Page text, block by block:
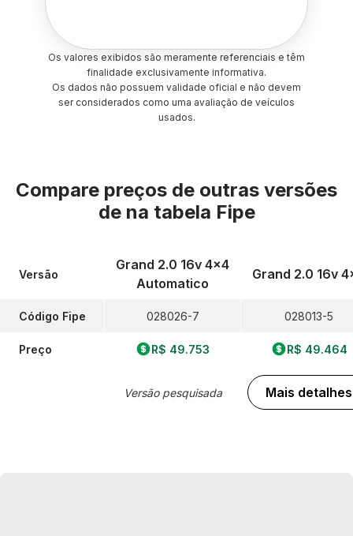
Os valores exibidos são meramente referenciais e têm
finalidade exclusivamente informativa.
Os dados não possuem validade oficial e não devem
ser considerados como uma avaliação de veículos
usados.
Compare preços de outras versões
de na tabela Fipe
Versão
Código Fipe
Preço
Grand 2.0 16v 4x4
Automatico
028026-7
R$ 49.753
Versão pesquisada
Grand 2.0 16v
028013-5
R$ 49.464
Mais detalhes